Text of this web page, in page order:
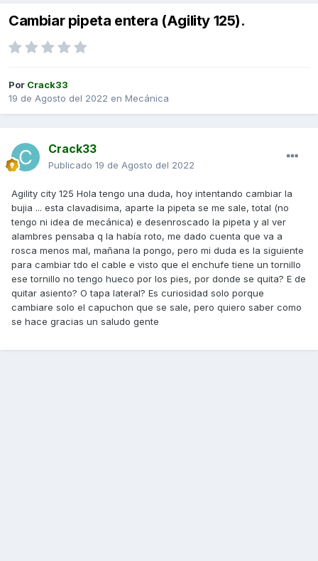
Cambiar pipeta entera (Agility 125).
Por Crack33
19 de Agosto del 2022 en Mecánica
Crack33
Publicado 19 de Agosto del 2022
Agility city 125 Hola tengo una duda, hoy intentando cambiar la
bujia ... esta clavadisima, aparte la pipeta se me sale, total (no
tengo ni idea de mecánica) e desenroscado la pipeta y al ver
alambres pensaba q la había roto, me dado cuenta que va a
rosca menos mal, mañana la pongo, pero mi duda es la siguiente
para cambiar tdo el cable e visto que el enchufe tiene un tornillo
ese tornillo no tengo hueco por los pies, por donde se quita? E de
quitar asiento? O tapa lateral? Es curiosidad solo porque
cambiare solo el capuchon que se sale, pero quiero saber como
se hace gracias un saludo gente